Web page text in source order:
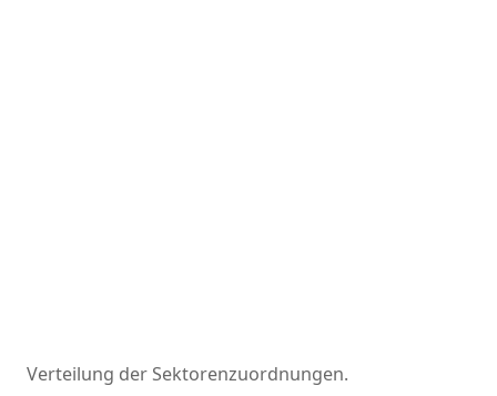
Verteilung der Sektorenzuordnungen.